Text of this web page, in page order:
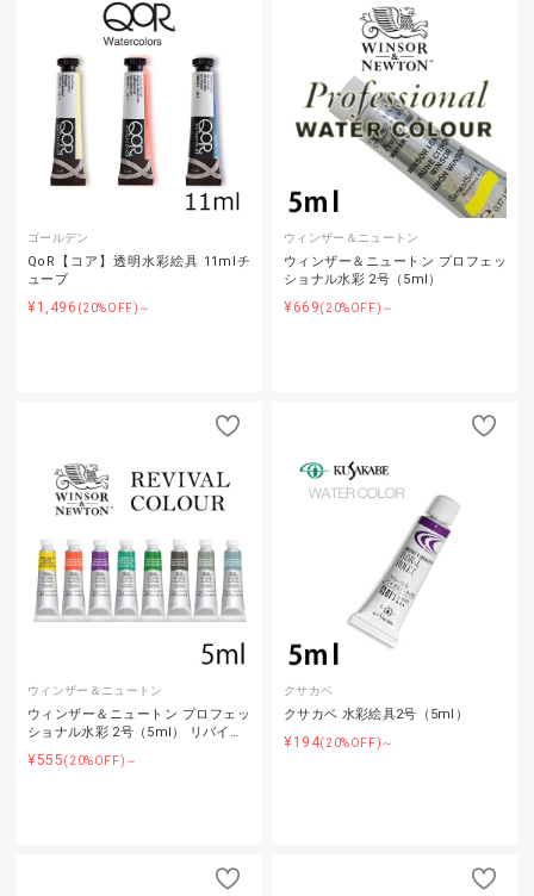
ゴールデン
QoR【コア】透明水彩絵具 11mlチ
ューブ
¥1,496 (20%OFF)～
ウィンザー＆ニュートン
ウィンザー＆ニュートン プロフェッ
ショナル水彩 2号（5ml）
¥669(20%OFF)～
ウィンザー＆ニュートン
ウィンザー＆ニュートン プロフェッ
ショナル水彩 2号（5ml） リバイ…
¥555(20%OFF)～
クサカベ
クサカベ 水彩絵具2号（5ml）
¥194(20%OFF)～